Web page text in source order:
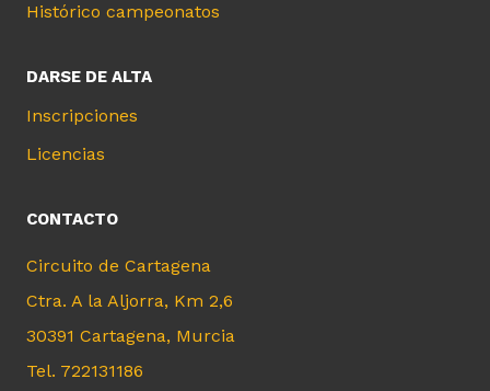
Histórico campeonatos
DARSE DE ALTA
Inscripciones
Licencias
CONTACTO
Circuito de Cartagena
Ctra. A la Aljorra, Km 2,6
30391 Cartagena, Murcia
Tel. 722131186